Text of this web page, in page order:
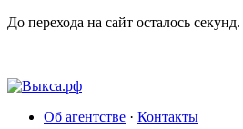
До перехода на сайт осталось секунд.
Об агентстве · Контакты